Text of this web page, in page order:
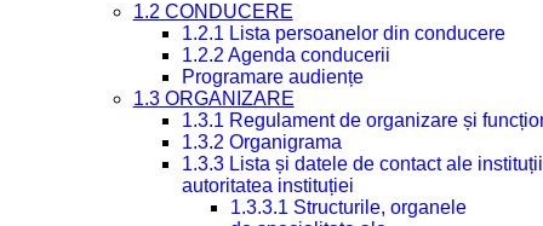
1.2 CONDUCERE
1.2.1 Lista persoanelor din conducere
1.2.2 Agenda conducerii
Programare audiențe
1.3 ORGANIZARE
1.3.1 Regulament de organizare și
1.3.2 Organigrama
1.3.3 Lista și datele de contact ale
autoritatea instituției
1.3.3.1 Structurile, organele